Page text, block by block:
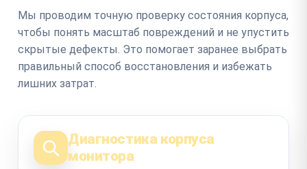
Мы проводим точную проверку состояния корпуса,
чтобы понять масштаб повреждений и не упустить
скрытые дефекты. Это помогает заранее выбрать
правильный способ восстановления и избежать
лишних затрат.
Диагностика корпуса
монитора